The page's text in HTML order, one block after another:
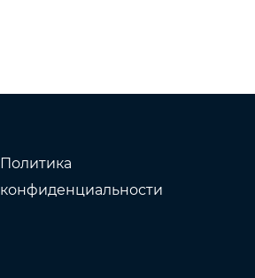
Политика
конфиденциальности